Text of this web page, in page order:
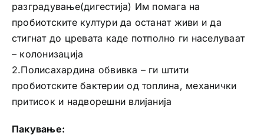
разградување(дигестија) Им помага на
пробиотските култури да останат живи и да
стигнат до цревата каде потполно ги населуваат
– колонизацијa
2.Полисахардина обвивка – ги штити
пробиотските бактерии од топлина, механички
притисок и надворешни влијанија
Пакување: